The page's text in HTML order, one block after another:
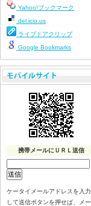
Yahoo!ブックマーク
del.icio.us
ライブドアクリップ
Google Bookmarks
携帯メールにＵＲＬ送信
ケータイメールアドレスを入力
して送信ボタンを押せば、メー